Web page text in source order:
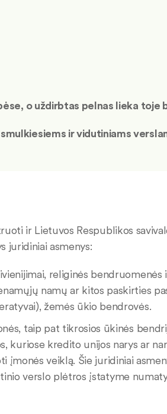
o uždirbtas pelnas lieka toje
ir vidutiniams
ir Lietuvos Respublikos
juridiniai asmenys:
religinės
namų ar kitos paskirties
žemės ūkio bendrovės.
taip pat tikrosios ūkinės
kuriose kredito unijos narys ar
įmonės veiklą. Šie juridiniai
verslo plėtros įstatyme